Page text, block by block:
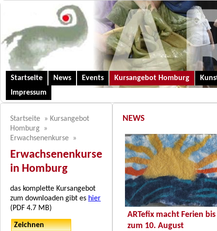
Startseite News Events Kursangebot Homburg
Impressum
Startseite » Kursangebot
Homburg
»
Erwachsenenkurse
»
Erwachsenenkurse
in Homburg
das komplette Kursangebot
zum downloaden gibt es hier
(PDF 4.7 MB)
Zeichnen
NEWS
ARTefix macht Ferien bis
zum 10. August